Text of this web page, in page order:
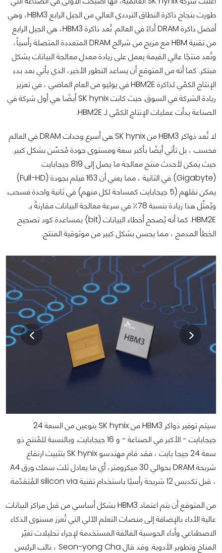
طورت بنجاح ذاكرة النطاق الترددي العالي من الجيل الرابع HBM3، وهي
أفضل ذاكرة DRAM أداءً في العالم. تُعد ذاكرة HBM3، هي الجيل الرابع
من تقنية HBM مع مزيج من شرائح DRAM المتعددة المتصلة رأسياً،
وتُعد منتجًا عالي القيمة يعمل على زيادة معدل معالجة البيانات بشكل
مبتكر. كما أنه من المتوقع أن يساعد التطور الأخير، الذي يأتي بعد بدء
الإنتاج الكمّي لذاكرة HBM2E في يوليو من العام الماضي ، في تعزيز
ريادة الشركة في السوق. حيث كانت SK hynix أيضًا هي أول شركة في
الصناعة بدأت عمليات الإنتاج الكمّي لـ HBM2E.
لا تُعد ذواكر HBM3 من SK hynix هي أسرع وحدات DRAM في العالم
فحسب ، بل تأتي أيضًا بأكبر سعة ومستوى جودة مُحسّن بشكل كبير.
حيث يمكن لأحدث منتج معالجة ما يصل إلى 819 جيجابايت
(Gigabyte) في الثانية ، مما يعني أن 163 فيلم بجودة (Full-HD)
يمكن نقلهم (5 جيجابايت كمساحة لكل منهم) في ثانية واحدة فسحب.
ويُمثّل هذا زيادة بنسبة 78٪ في سرعة معالجة البيانات مقارنةً بـ
HBM2E. كما أنه يُصحح أخطاء البيانات (bit) بمساعدة كود تصحيح
الخطأ المدمج ، مما يحسن بشكل كبير من موثوقية المنتج.
سيتم توفير ذواكر HBM3 من SK hynix بنوعين من السعة 24
جيجابايت - الأكبر في الصناعة - و 16 جيجابايت. وبالنسبة للمُنتج ذو
سعة 24 جيجا بايت ، فقد قام مهندسو SK hynix بتثبيت ارتفاع
شريحة DRAM بحوالي 30 ميكرومتر، أي ما يعادل ثلث سمك ورق A4
، قبل تكديس 12 شريحة رأسيًا باستخدام تقنية silicon via المُتقدّمة.
من المتوقع أن يتم اعتماد HBM3 بشكل أساسي من قبل مراكز البيانات
عالية الأداء بالإضافة إلى منصات التعلم الآلي التي تُعزز مستوى الذكاء
الاصطناعي وأداء الحوسبة الفائقة المستخدمة لإجراء تحليلات تغيّر
المناخ وتطوير الأدوية. وقد قال Seon-yong Cha ، نائب الرئيس